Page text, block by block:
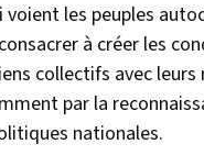
les peuples
à créer les
collectifs avec
par la
nationales.